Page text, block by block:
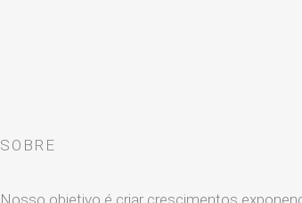
SOBRE
Nosso objetivo é criar crescimentos